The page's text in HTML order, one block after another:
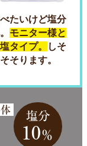
たいけど塩分
モニター様と
タイプ。
しそ
そります。
塩分
10％